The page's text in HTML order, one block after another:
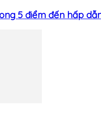
5 điểm đến hấp